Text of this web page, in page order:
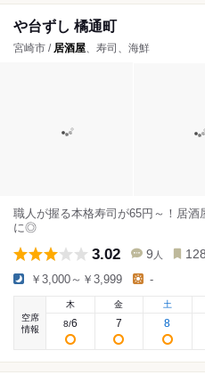
や台ずし 橘通町
宮崎市 / 居酒屋、寿司、海鮮
職人が握る本格寿司が65円～！居
に◎
3.02 9 人 128
￥3,000～￥3,999 -
空席
情報
木
8/6
金
7
土
8